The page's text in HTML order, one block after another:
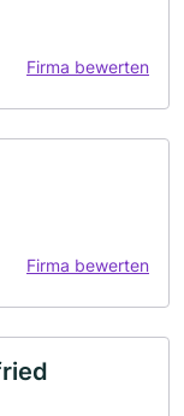
Firma bewerten
Firma bewerten